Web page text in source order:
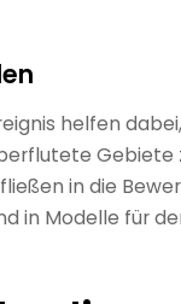
helfen
Gebiete
in die
in Modelle für